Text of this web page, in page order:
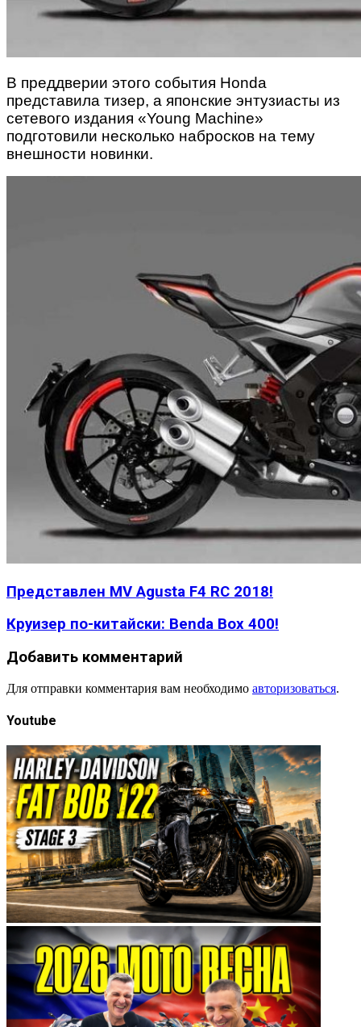
В преддверии этого события Honda
представила тизер, а японские энтузиасты из
сетевого издания «Young Machine»
подготовили несколько набросков на тему
внешности новинки.
Представлен MV Agusta F4 RC 2018!
Круизер по-китайски: Benda Box 400!
Добавить комментарий
Для отправки комментария вам необходимо авторизоваться.
Youtube